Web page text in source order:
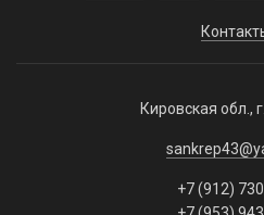
Кировская обл.,
+7 (912)